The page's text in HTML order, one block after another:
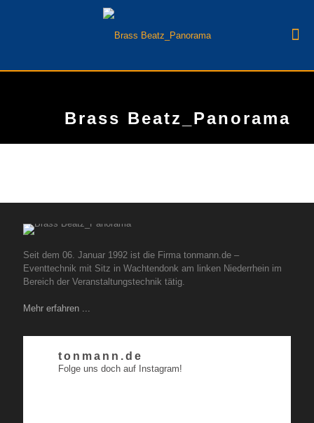
Brass Beatz_Panorama
Seit dem 06. Januar 1992 ist die Firma tonmann.de –
Eventtechnik mit Sitz in Wachtendonk am linken Niederrhein im
Bereich der Veranstaltungstechnik tätig.
Mehr erfahren ...
tonmann.de
Folge uns doch auf Instagram!